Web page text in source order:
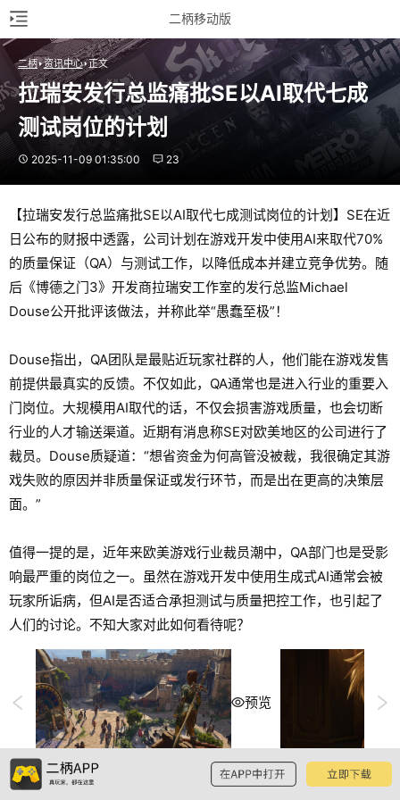
二柄移动版
二柄 资讯中心 正文
拉瑞安发行总监痛批SE以AI取代七成
测试岗位的计划
2025-11-09 01:35:00 23
【拉瑞安发行总监痛批SE以AI取代七成测试岗位的计划】SE在近
日公布的财报中透露，公司计划在游戏开发中使用AI来取代70%
的质量保证（QA）与测试工作，以降低成本并建立竞争优势。随
后《博德之门3》开发商拉瑞安工作室的发行总监Michael
Douse公开批评该做法，并称此举“愚蠢至极”！
Douse指出，QA团队是最贴近玩家社群的人，他们能在游戏发售
前提供最真实的反馈。不仅如此，QA通常也是进入行业的重要入
门岗位。大规模用AI取代的话，不仅会损害游戏质量，也会切断
行业的人才输送渠道。近期有消息称SE对欧美地区的公司进行了
裁员。Douse质疑道：“想省资金为何高管没被裁，我很确定其游
戏失败的原因并非质量保证或发行环节，而是出在更高的决策层
面。”
值得一提的是，近年来欧美游戏行业裁员潮中，QA部门也是受影
响最严重的岗位之一。虽然在游戏开发中使用生成式AI通常会被
玩家所诟病，但AI是否适合承担测试与质量把控工作，也引起了
人们的讨论。不知大家对此如何看待呢？
预览